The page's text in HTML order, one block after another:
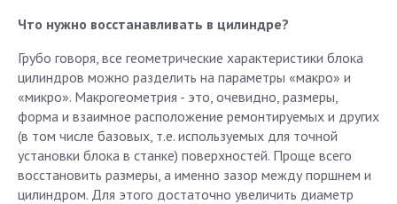
Что нужно восстанавливать в цилиндре?
Грубо говоря, все геометрические характеристики блока
цилиндров можно разделить на параметры «макро» и
«микро». Макрогеометрия - это, очевидно, размеры,
форма и взаимное расположение ремонтируемых и других
(в том числе базовых, т.е. используемых для точной
установки блока в станке) поверхностей. Проще всего
восстановить размеры, а именно зазор между поршнем и
цилиндром. Для этого достаточно увеличить диаметр